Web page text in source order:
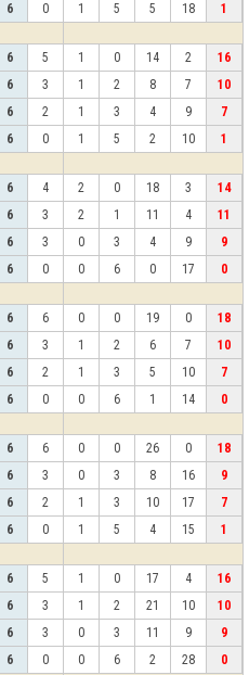
6 0 1 5 5 18
1
6 5 1 0 14 2
16
6 3 1 2 8 7
10
6 2 1 3 4 9
7
6 0 1 5 2 10
1
6 4 2 0 18 3
14
6 3 2 1 11 4
11
6 3 0 3 4 9
9
6 0 0 6 0 17
0
6 6 0 0 19 0
18
6 3 1 2 6 7
10
6 2 1 3 5 10
7
6 0 0 6 1 14
0
6 6 0 0 26 0
18
6 3 0 3 8 16
9
6 2 1 3 10 17
7
6 0 1 5 4 15
1
6 5 1 0 17 4
16
6 3 1 2 21 10
10
6 3 0 3 11 9
9
6 0 0 6 2 28
0